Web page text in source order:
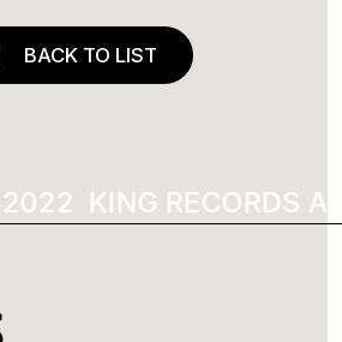
BACK TO LIST
2022 KING RECORDS